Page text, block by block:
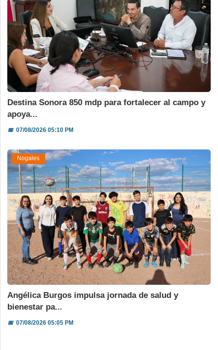
Destina Sonora 850 mdp para fortalecer al campo y
apoya...
📅07/08/2026 05:10 PM
Nogales
Angélica Burgos impulsa jornada de salud y
bienestar pa...
📅07/08/2026 05:05 PM